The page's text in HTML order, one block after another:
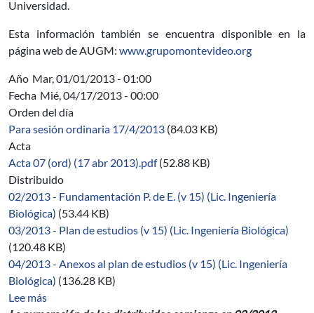
Universidad.
Esta información también se encuentra disponible en la
página web de AUGM: www.grupomontevideo.org
Año Mar, 01/01/2013 - 01:00
Fecha Mié, 04/17/2013 - 00:00
Orden del día
Para sesión ordinaria 17/4/2013 (84.03 KB)
Acta
Acta 07 (ord) (17 abr 2013).pdf (52.88 KB)
Distribuido
02/2013 - Fundamentación P. de E. (v 15) (Lic. Ingeniería
Biológica) (53.44 KB)
03/2013 - Plan de estudios (v 15) (Lic. Ingeniería Biológica)
(120.48 KB)
04/2013 - Anexos al plan de estudios (v 15) (Lic. Ingeniería
Biológica) (136.28 KB)
Lee más